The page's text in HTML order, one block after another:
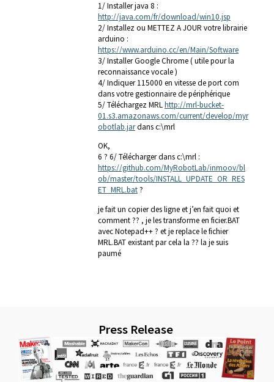
1/ Installer java 8 :
http://java.com/fr/download/win10.jsp
2/ Installez ou METTEZ A JOUR votre librairie
arduino :
https://www.arduino.cc/en/Main/Software
3/ Installer Google Chrome ( utile pour la
reconnaissance vocale )
4/ Indiquer 115000 en vitesse de port com
dans votre gestionnaire de périphérique
5/ Téléchargez MRLhttp://mrl-bucket-
01.s3.amazonaws.com/current/develop/myr
obotlab.jardans c:\mrl
OK,
6 ? 6/ Télécharger dans c:\mrl :
https://github.com/MyRobotLab/inmoov/bl
ob/master/tools/INSTALL_UPDATE_OR_RES
ET_MRL.bat?
je fait un copier des ligne et j’en fait quoi et
comment ?? , je les transforme en ficier.BAT
avec Notepad++ ? et je replace le fichier
MRL.BAT existant par cela la ?? la je suis
paumé
Press Release